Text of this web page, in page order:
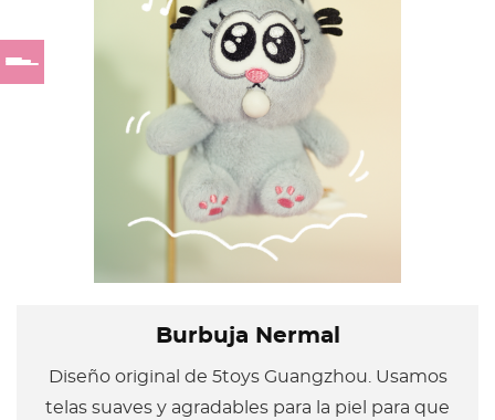
Burbuja Nermal
Diseño original de 5toys Guangzhou. Usamos
telas suaves y agradables para la piel para que